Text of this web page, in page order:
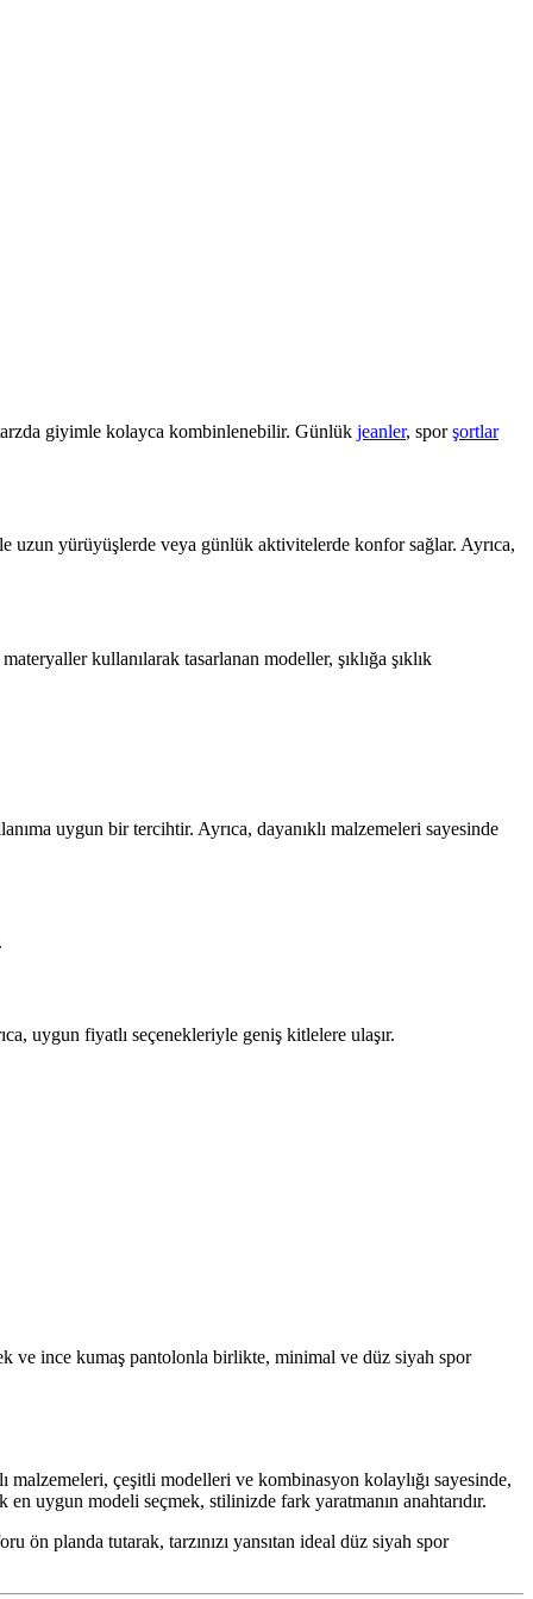
tarzda giyimle kolayca kombinlenebilir. Günlük jeanler, sporşortlar
uzun yürüyüşlerde veya günlük aktivitelerde konfor sağlar. Ayrıca,
kullanılarak tasarlanan modeller, şıklığa şıklık
uygun bir tercihtir. Ayrıca, dayanıklı malzemeleri sayesinde
uygun fiyatlı seçenekleriyle geniş kitlelere ulaşır.
ve ince kumaş pantolonla birlikte, minimal ve düz siyah spor
malzemeleri, çeşitli modelleri ve kombinasyon kolaylığı sayesinde,
uygun modeli seçmek, stilinizde fark yaratmanın anahtarıdır.
ön planda tutarak, tarzınızı yansıtan ideal düz siyah spor